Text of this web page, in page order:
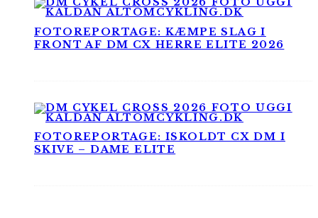
FOTOREPORTAGE: KÆMPE SLAG I
FRONT AF DM CX HERRE ELITE 2026
FOTOREPORTAGE: ISKOLDT CX DM I
SKIVE – DAME ELITE